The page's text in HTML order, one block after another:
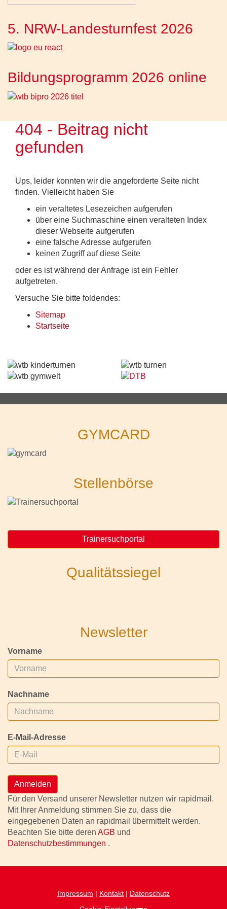
5. NRW-Landesturnfest 2026
Bildungsprogramm 2026 online
404 - Beitrag nicht
gefunden
Ups, leider konnten wir die angeforderte Seite nicht
finden. Vielleicht haben Sie
ein veraltetes Lesezeichen aufgerufen
über eine Suchmaschine einen veralteten Index
dieser Webseite aufgerufen
eine falsche Adresse aufgerufen
keinen Zugriff auf diese Seite
oder es ist während der Anfrage ist ein Fehler
aufgetreten.
Versuche Sie bitte foldendes:
Sitemap
Startseite
GYMCARD
Stellenbörse
Trainersuchportal
Qualitätssiegel
Newsletter
Vorname
Nachname
E-Mail-Adresse
Anmelden
Für den Versand unserer Newsletter nutzen wir rapidmail.
Mit Ihrer Anmeldung stimmen Sie zu, dass die
eingegebenen Daten an rapidmail übermittelt werden.
Beachten Sie bitte deren AGB und
Datenschutzbestimmungen .
Impressum | Kontakt | Datenschutz